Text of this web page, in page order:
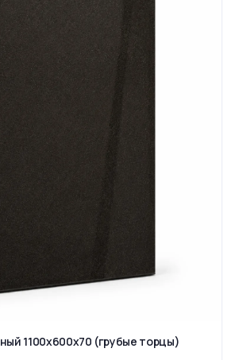
1100x600x70 (грубые торцы)